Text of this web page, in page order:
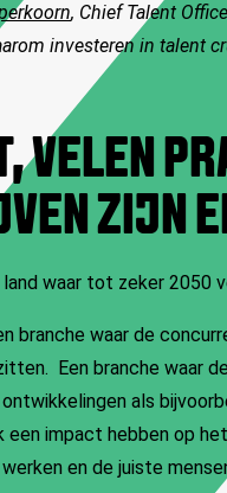
, Chief Talent
investeren in talent
VELEN
ZIJN
land waar tot zeker 2050
branche waar de
Een branche waar
als
een impact hebben op
en de juiste